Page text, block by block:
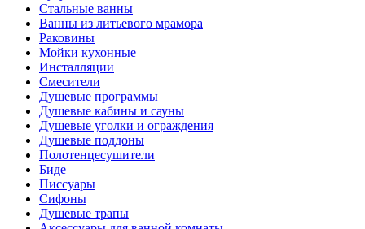
Стальные ванны
Ванны из литьевого мрамора
Раковины
Мойки кухонные
Инсталляции
Смесители
Душевые программы
Душевые кабины и сауны
Душевые уголки и ограждения
Душевые поддоны
Полотенцесушители
Биде
Писсуары
Сифоны
Душевые трапы